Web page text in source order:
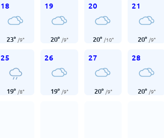
18
23° /9°
19
20° /9°
20
20° /10°
21
20° /9°
25
19° /8°
26
19° /9°
27
20° /9°
28
20° /9°